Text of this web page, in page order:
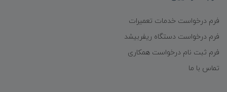
فرم درخواست خدمات تعمیرات
فرم درخواست دستگاه ریفربیشد
فرم ثبت نام درخواست همکاری
تماس با ما